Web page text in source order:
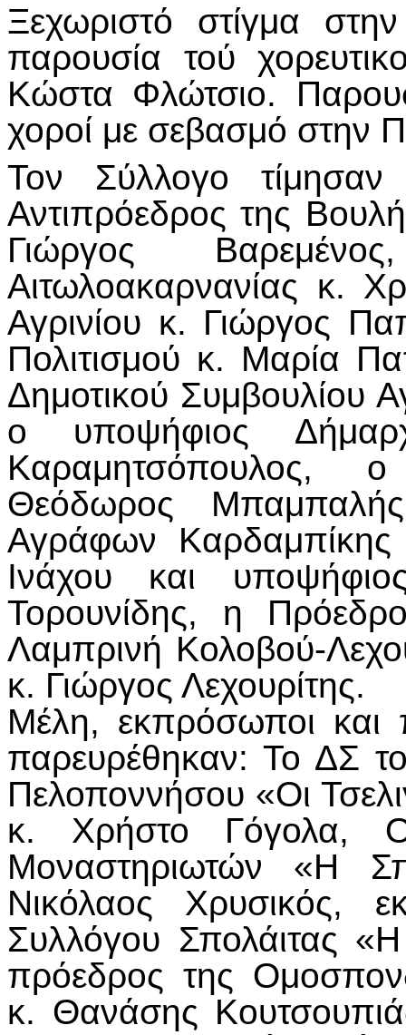
Ξεχωριστό στίγμα
παρουσία τού
Κώστα Φλώτσιο.
χοροί με σεβασμό στην
Τον Σύλλογο
Αντιπρόεδρος της
Γιώργος
Αιτωλοακαρνανίας κ.
Αγρινίου κ. Γιώργος
Πολιτισμού κ. Μαρία
Δημοτικού Συμβουλίου
ο υποψήφιος
Θεόδωρος
Αγράφων
Ινάχου και
Τορουνίδης, η
Λαμπρινή Κολοβού-
κ. Γιώργος Λεχουρίτης.
Μέλη, εκπρόσωποι και
παρευρέθηκαν: Το ΔΣ
Πελοποννήσου «Οι
κ. Χρήστο Γόγολα,
Μοναστηριωτών «Η
Νικόλαος Χρυσικός,
Συλλόγου Σπολάιτας
πρόεδρος της
κ. Θανάσης